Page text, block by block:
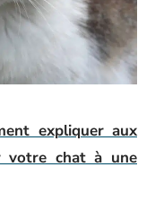
expliquer aux
votre chat à une